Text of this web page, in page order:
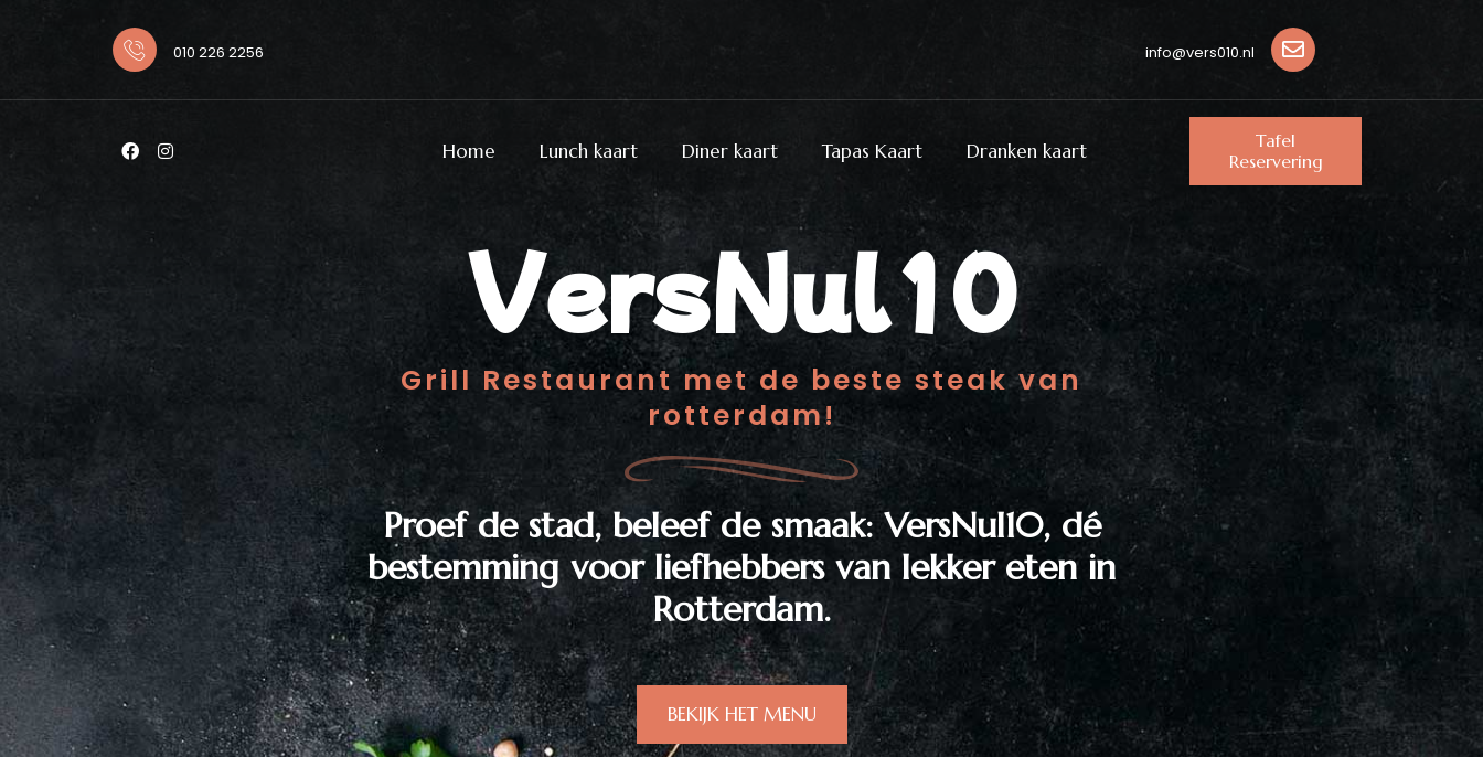
010 226 2256 info@vers010.nl
Home Lunch kaart Diner kaart Tapas Kaart Dranken kaart
Tafel
Reservering
Home VersNul10
Grill Restaurant met de beste steak van
rotterdam!
Proef de stad, beleef de smaak: VersNul10, dé
bestemming voor liefhebbers van lekker eten in
Rotterdam.
BEKIJK HET MENU